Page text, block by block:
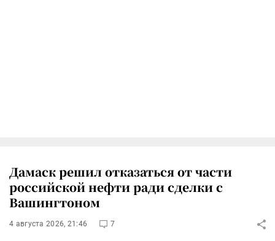
Дамаск решил отказаться от части
российской нефти ради сделки с
Вашингтоном
4 августа 2026, 21:46 7